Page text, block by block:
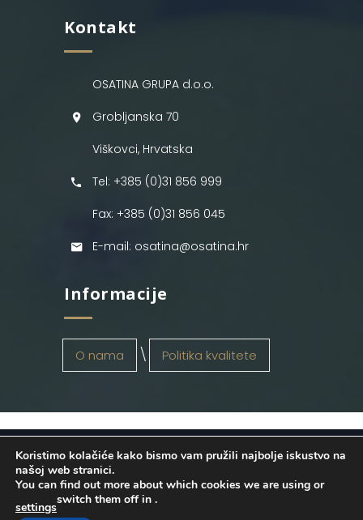
Kontakt
OSATINA GRUPA d.o.o.
Grobljanska 70
Viškovci, Hrvatska
Tel: +385 (0)31 856 999
Fax: +385 (0)31 856 045
E-mail: osatina@osatina.hr
Informacije
O nama Politika kvalitete
OSATINA GRUPA d.o.o. 2026
. Configured
byINFOS Osijek. Sva prava pridržana.
Koristimo kolačiće kako bismo vam pružili najbolje iskustvo na
našoj web stranici.
You can find out more about which cookies we are using or
switch them off in
settings
.